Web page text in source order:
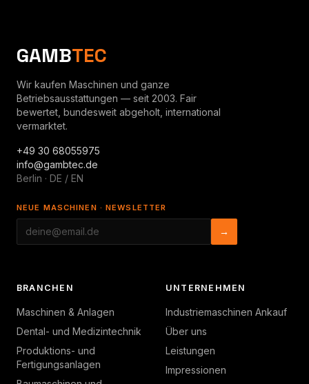
GAMBTEC
Wir kaufen Maschinen und ganze
Betriebsausstattungen — seit 2003. Fair
bewertet, bundesweit abgeholt, international
vermarktet.
+49 30 68055975
info@gambtec.de
Berlin · DE / EN
NEUE MASCHINEN · NEWSLETTER
→
BRANCHEN
Maschinen & Anlagen
Dental- und Medizintechnik
Produktions- und
Fertigungsanlagen
UNTERNEHMEN
Industriemaschinen Ankauf
Über uns
Leistungen
Impressionen